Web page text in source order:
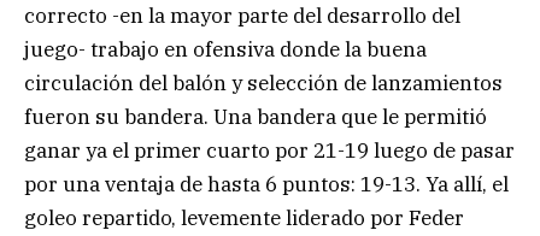
correcto -en la mayor parte del desarrollo del
juego- trabajo en ofensiva donde la buena
circulación del balón y selección de lanzamientos
fueron su bandera. Una bandera que le permitió
ganar ya el primer cuarto por 21-19 luego de pasar
por una ventaja de hasta 6 puntos: 19-13. Ya allí, el
goleo repartido, levemente liderado por Feder